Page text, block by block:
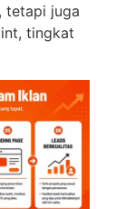
tetapi juga
tingkat